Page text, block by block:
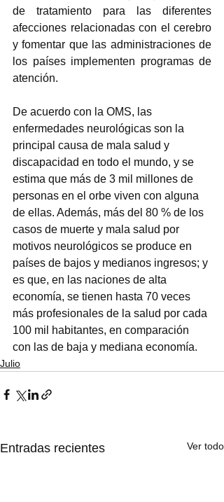
de tratamiento para las diferentes
afecciones relacionadas con el cerebro
y fomentar que las administraciones de
los países implementen programas de
atención.
De acuerdo con la OMS, las
enfermedades neurológicas son la
principal causa de mala salud y
discapacidad en todo el mundo, y se
estima que más de 3 mil millones de
personas en el orbe viven con alguna
de ellas. Además, más del 80 % de los
casos de muerte y mala salud por
motivos neurológicos se produce en
países de bajos y medianos ingresos; y
es que, en las naciones de alta
economía, se tienen hasta 70 veces
más profesionales de la salud por cada
100 mil habitantes, en comparación
con las de baja y mediana economía.
Julio
Entradas recientes Ver todo